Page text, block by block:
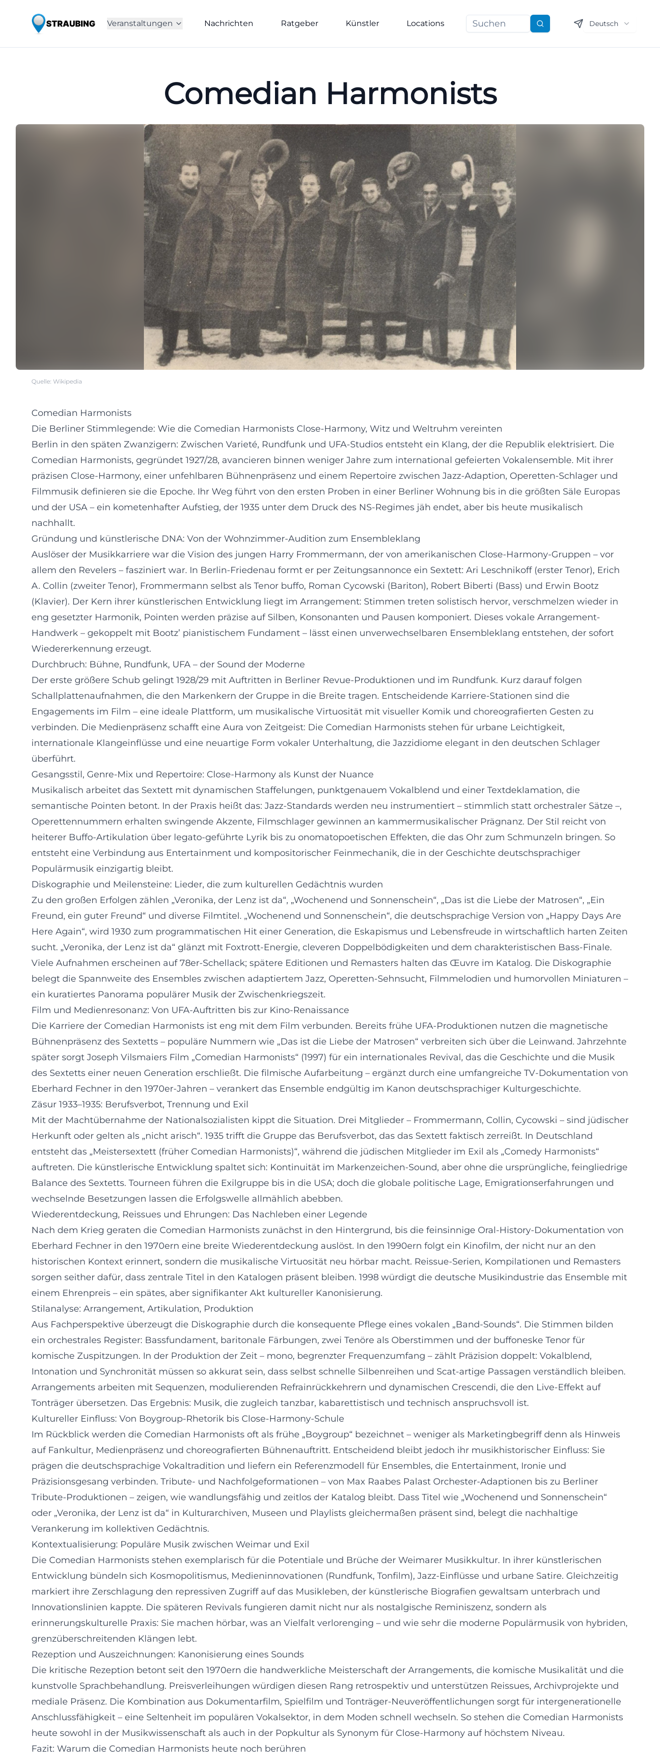
Veranstaltungen Nachrichten Ratgeber Künstler Locations Suchen Deutsch
Comedian Harmonists
Quelle: Wikipedia
Comedian Harmonists
Die Berliner Stimmlegende: Wie die Comedian Harmonists Close-Harmony, Witz und Weltruhm vereinten
Berlin in den späten Zwanzigern: Zwischen Varieté, Rundfunk und UFA-Studios entsteht ein Klang, der die Republik elektrisiert. Die
Comedian Harmonists, gegründet 1927/28, avancieren binnen weniger Jahre zum international gefeierten Vokalensemble. Mit ihrer
präzisen Close-Harmony, einer unfehlbaren Bühnenpräsenz und einem Repertoire zwischen Jazz-Adaption, Operetten-Schlager und
Filmmusik definieren sie die Epoche. Ihr Weg führt von den ersten Proben in einer Berliner Wohnung bis in die größten Säle Europas
und der USA – ein kometenhafter Aufstieg, der 1935 unter dem Druck des NS-Regimes jäh endet, aber bis heute musikalisch
nachhallt.
Gründung und künstlerische DNA: Von der Wohnzimmer-Audition zum Ensembleklang
Auslöser der Musikkarriere war die Vision des jungen Harry Frommermann, der von amerikanischen Close-Harmony-Gruppen – vor
allem den Revelers – fasziniert war. In Berlin-Friedenau formt er per Zeitungsannonce ein Sextett: Ari Leschnikoff (erster Tenor), Erich
A. Collin (zweiter Tenor), Frommermann selbst als Tenor buffo, Roman Cycowski (Bariton), Robert Biberti (Bass) und Erwin Bootz
(Klavier). Der Kern ihrer künstlerischen Entwicklung liegt im Arrangement: Stimmen treten solistisch hervor, verschmelzen wieder in
eng gesetzter Harmonik, Pointen werden präzise auf Silben, Konsonanten und Pausen komponiert. Dieses vokale Arrangement-
Handwerk – gekoppelt mit Bootz’ pianistischem Fundament – lässt einen unverwechselbaren Ensembleklang entstehen, der sofort
Wiedererkennung erzeugt.
Durchbruch: Bühne, Rundfunk, UFA – der Sound der Moderne
Der erste größere Schub gelingt 1928/29 mit Auftritten in Berliner Revue-Produktionen und im Rundfunk. Kurz darauf folgen
Schallplattenaufnahmen, die den Markenkern der Gruppe in die Breite tragen. Entscheidende Karriere-Stationen sind die
Engagements im Film – eine ideale Plattform, um musikalische Virtuosität mit visueller Komik und choreografierten Gesten zu
verbinden. Die Medienpräsenz schafft eine Aura von Zeitgeist: Die Comedian Harmonists stehen für urbane Leichtigkeit,
internationale Klangeinflüsse und eine neuartige Form vokaler Unterhaltung, die Jazzidiome elegant in den deutschen Schlager
überführt.
Gesangsstil, Genre-Mix und Repertoire: Close-Harmony als Kunst der Nuance
Musikalisch arbeitet das Sextett mit dynamischen Staffelungen, punktgenauem Vokalblend und einer Textdeklamation, die
semantische Pointen betont. In der Praxis heißt das: Jazz-Standards werden neu instrumentiert – stimmlich statt orchestraler Sätze –,
Operettennummern erhalten swingende Akzente, Filmschlager gewinnen an kammermusikalischer Prägnanz. Der Stil reicht von
heiterer Buffo-Artikulation über legato-geführte Lyrik bis zu onomatopoetischen Effekten, die das Ohr zum Schmunzeln bringen. So
entsteht eine Verbindung aus Entertainment und kompositorischer Feinmechanik, die in der Geschichte deutschsprachiger
Populärmusik einzigartig bleibt.
Diskographie und Meilensteine: Lieder, die zum kulturellen Gedächtnis wurden
Zu den großen Erfolgen zählen „Veronika, der Lenz ist da“, „Wochenend und Sonnenschein“, „Das ist die Liebe der Matrosen“, „Ein
Freund, ein guter Freund“ und diverse Filmtitel. „Wochenend und Sonnenschein“, die deutschsprachige Version von „Happy Days Are
Here Again“, wird 1930 zum programmatischen Hit einer Generation, die Eskapismus und Lebensfreude in wirtschaftlich harten Zeiten
sucht. „Veronika, der Lenz ist da“ glänzt mit Foxtrott-Energie, cleveren Doppelbödigkeiten und dem charakteristischen Bass-Finale.
Viele Aufnahmen erscheinen auf 78er-Schellack; spätere Editionen und Remasters halten das Œuvre im Katalog. Die Diskographie
belegt die Spannweite des Ensembles zwischen adaptiertem Jazz, Operetten-Sehnsucht, Filmmelodien und humorvollen Miniaturen –
ein kuratiertes Panorama populärer Musik der Zwischenkriegszeit.
Film und Medienresonanz: Von UFA-Auftritten bis zur Kino-Renaissance
Die Karriere der Comedian Harmonists ist eng mit dem Film verbunden. Bereits frühe UFA-Produktionen nutzen die magnetische
Bühnenpräsenz des Sextetts – populäre Nummern wie „Das ist die Liebe der Matrosen“ verbreiten sich über die Leinwand. Jahrzehnte
später sorgt Joseph Vilsmaiers Film „Comedian Harmonists“ (1997) für ein internationales Revival, das die Geschichte und die Musik
des Sextetts einer neuen Generation erschließt. Die filmische Aufarbeitung – ergänzt durch eine umfangreiche TV-Dokumentation von
Eberhard Fechner in den 1970er-Jahren – verankert das Ensemble endgültig im Kanon deutschsprachiger Kulturgeschichte.
Zäsur 1933–1935: Berufsverbot, Trennung und Exil
Mit der Machtübernahme der Nationalsozialisten kippt die Situation. Drei Mitglieder – Frommermann, Collin, Cycowski – sind jüdischer
Herkunft oder gelten als „nicht arisch“. 1935 trifft die Gruppe das Berufsverbot, das das Sextett faktisch zerreißt. In Deutschland
entsteht das „Meistersextett (früher Comedian Harmonists)“, während die jüdischen Mitglieder im Exil als „Comedy Harmonists“
auftreten. Die künstlerische Entwicklung spaltet sich: Kontinuität im Markenzeichen-Sound, aber ohne die ursprüngliche, feingliedrige
Balance des Sextetts. Tourneen führen die Exilgruppe bis in die USA; doch die globale politische Lage, Emigrationserfahrungen und
wechselnde Besetzungen lassen die Erfolgswelle allmählich abebben.
Wiederentdeckung, Reissues und Ehrungen: Das Nachleben einer Legende
Nach dem Krieg geraten die Comedian Harmonists zunächst in den Hintergrund, bis die feinsinnige Oral-History-Dokumentation von
Eberhard Fechner in den 1970ern eine breite Wiederentdeckung auslöst. In den 1990ern folgt ein Kinofilm, der nicht nur an den
historischen Kontext erinnert, sondern die musikalische Virtuosität neu hörbar macht. Reissue-Serien, Kompilationen und Remasters
sorgen seither dafür, dass zentrale Titel in den Katalogen präsent bleiben. 1998 würdigt die deutsche Musikindustrie das Ensemble mit
einem Ehrenpreis – ein spätes, aber signifikanter Akt kultureller Kanonisierung.
Stilanalyse: Arrangement, Artikulation, Produktion
Aus Fachperspektive überzeugt die Diskographie durch die konsequente Pflege eines vokalen „Band-Sounds“. Die Stimmen bilden
ein orchestrales Register: Bassfundament, baritonale Färbungen, zwei Tenöre als Oberstimmen und der buffoneske Tenor für
komische Zuspitzungen. In der Produktion der Zeit – mono, begrenzter Frequenzumfang – zählt Präzision doppelt: Vokalblend,
Intonation und Synchronität müssen so akkurat sein, dass selbst schnelle Silbenreihen und Scat-artige Passagen verständlich bleiben.
Arrangements arbeiten mit Sequenzen, modulierenden Refrainrückkehrern und dynamischen Crescendi, die den Live-Effekt auf
Tonträger übersetzen. Das Ergebnis: Musik, die zugleich tanzbar, kabarettistisch und technisch anspruchsvoll ist.
Kultureller Einfluss: Von Boygroup-Rhetorik bis Close-Harmony-Schule
Im Rückblick werden die Comedian Harmonists oft als frühe „Boygroup“ bezeichnet – weniger als Marketingbegriff denn als Hinweis
auf Fankultur, Medienpräsenz und choreografierten Bühnenauftritt. Entscheidend bleibt jedoch ihr musikhistorischer Einfluss: Sie
prägen die deutschsprachige Vokaltradition und liefern ein Referenzmodell für Ensembles, die Entertainment, Ironie und
Präzisionsgesang verbinden. Tribute- und Nachfolgeformationen – von Max Raabes Palast Orchester-Adaptionen bis zu Berliner
Tribute-Produktionen – zeigen, wie wandlungsfähig und zeitlos der Katalog bleibt. Dass Titel wie „Wochenend und Sonnenschein“
oder „Veronika, der Lenz ist da“ in Kulturarchiven, Museen und Playlists gleichermaßen präsent sind, belegt die nachhaltige
Verankerung im kollektiven Gedächtnis.
Kontextualisierung: Populäre Musik zwischen Weimar und Exil
Die Comedian Harmonists stehen exemplarisch für die Potentiale und Brüche der Weimarer Musikkultur. In ihrer künstlerischen
Entwicklung bündeln sich Kosmopolitismus, Medieninnovationen (Rundfunk, Tonfilm), Jazz-Einflüsse und urbane Satire. Gleichzeitig
markiert ihre Zerschlagung den repressiven Zugriff auf das Musikleben, der künstlerische Biografien gewaltsam unterbrach und
Innovationslinien kappte. Die späteren Revivals fungieren damit nicht nur als nostalgische Reminiszenz, sondern als
erinnerungskulturelle Praxis: Sie machen hörbar, was an Vielfalt verlorenging – und wie sehr die moderne Populärmusik von hybriden,
grenzüberschreitenden Klängen lebt.
Rezeption und Auszeichnungen: Kanonisierung eines Sounds
Die kritische Rezeption betont seit den 1970ern die handwerkliche Meisterschaft der Arrangements, die komische Musikalität und die
kunstvolle Sprachbehandlung. Preisverleihungen würdigen diesen Rang retrospektiv und unterstützen Reissues, Archivprojekte und
mediale Präsenz. Die Kombination aus Dokumentarfilm, Spielfilm und Tonträger-Neuveröffentlichungen sorgt für intergenerationelle
Anschlussfähigkeit – eine Seltenheit im populären Vokalsektor, in dem Moden schnell wechseln. So stehen die Comedian Harmonists
heute sowohl in der Musikwissenschaft als auch in der Popkultur als Synonym für Close-Harmony auf höchstem Niveau.
Fazit: Warum die Comedian Harmonists heute noch berühren